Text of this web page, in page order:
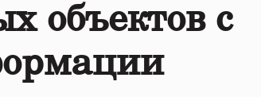
объектов с